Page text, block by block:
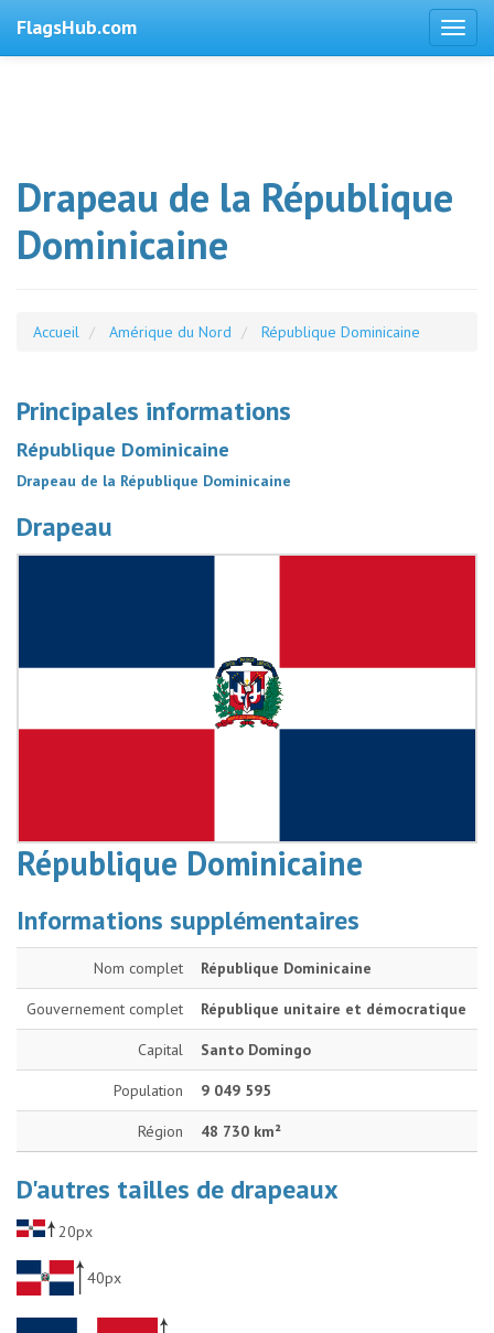
FlagsHub.com
Drapeau de la République
Dominicaine
Accueil Amérique du Nord République Dominicaine
Principales informations
République Dominicaine
Drapeau de la République Dominicaine
Drapeau
République Dominicaine
Informations supplémentaires
Nom complet République Dominicaine
Gouvernement complet République unitaire et démocratique
Capital Santo Domingo
Population 9 049 595
Région 48 730 km²
D'autres tailles de drapeaux
20px
40px